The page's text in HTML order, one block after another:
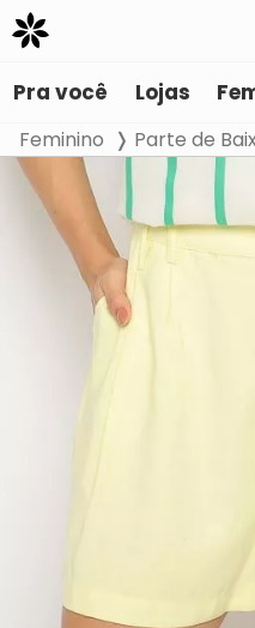
Pra você Lojas
Feminino Parte de